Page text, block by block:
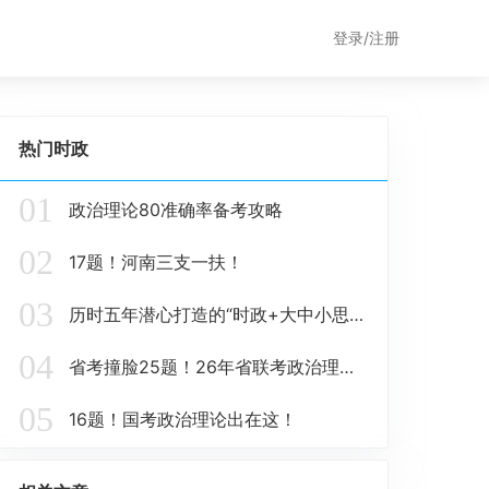
登录/注册
热门时政
01 政治理论80准确率备考攻略
02 17题！河南三支一扶！
03 历时五年潜心打造的“时政+大中小思政题库一体化”课题圆满收官！
04 省考撞脸25题！26年省联考政治理论这些在这里！
05 16题！国考政治理论出在这！